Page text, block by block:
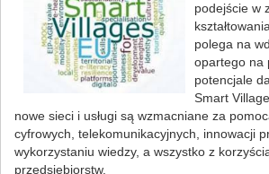
podejście w
polega na
opartego na
potencjale
Smart
nowe sieci i usługi są wzmacniane za
cyfrowych, telekomunikacyjnych, innowacji
wykorzystaniu wiedzy, a wszystko z
przedsiębiorstw.